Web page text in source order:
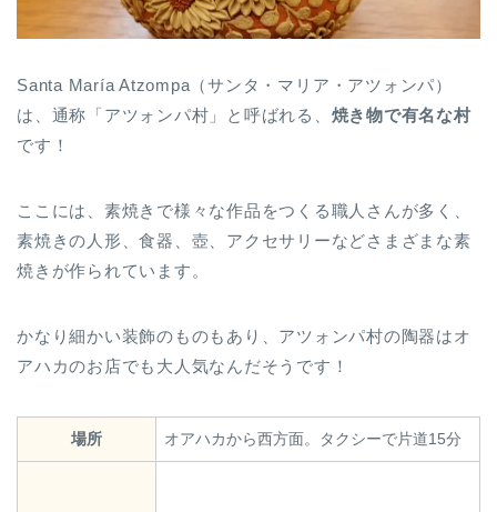
Santa María Atzompa（サンタ・マリア・アツォンパ）
は、通称「アツォンパ村」と呼ばれる、 焼き物で有名な村
です！
ここには、素焼きで様々な作品をつくる職人さんが多く、
素焼きの人形、食器、壺、アクセサリーなどさまざまな素
焼きが作られています。
かなり細かい装飾のものもあり、アツォンパ村の陶器はオ
アハカのお店でも大人気なんだそうです！
場所 オアハカから西方面。タクシーで片道15分